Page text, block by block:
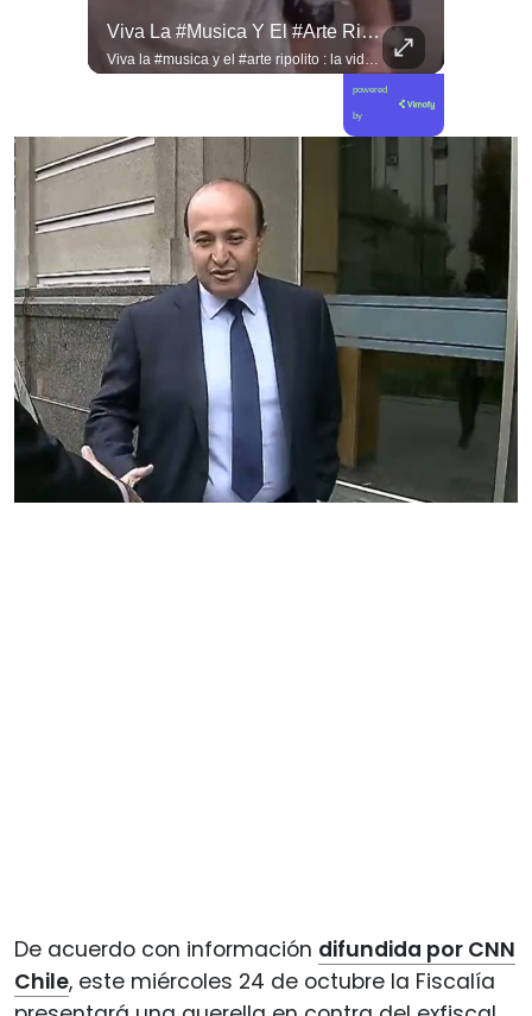
Viva La #musica Y El #arte Ripolito : La Vida De Me Hizo Sufrir
Viva la #musica y el #arte ripolito : la vida de me hizo sufrir
powered
by
De acuerdo con información difundida por CNN
Chile, este miércoles 24 de octubre la Fiscalía